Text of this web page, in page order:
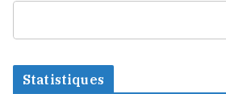
Statistiques